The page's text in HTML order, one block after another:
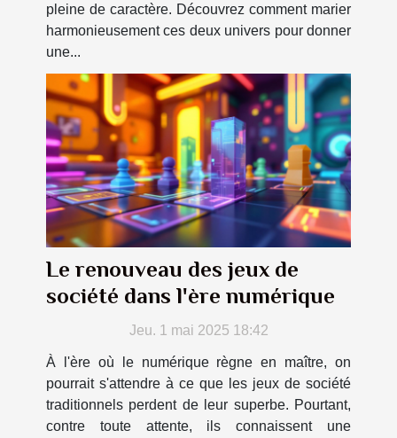
pleine de caractère. Découvrez comment marier
harmonieusement ces deux univers pour donner
une...
Le renouveau des jeux de
société dans l'ère numérique
Jeu. 1 mai 2025 18:42
À l'ère où le numérique règne en maître, on
pourrait s'attendre à ce que les jeux de société
traditionnels perdent de leur superbe. Pourtant,
contre toute attente, ils connaissent une